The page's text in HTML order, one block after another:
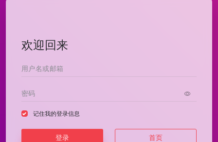
欢迎回来
记住我的登录信息
登录 首页